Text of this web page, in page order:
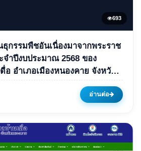
693
รักษ์พันธุกรรมพืช
ากพระราชดำริฯ
ะจำปีงบประมาณ
ศบาลตำบลบ้านเดื่อ
นองคาย จังหวัด
กรรมพืชอันเนื่องมาจากพระราช
งหวัด
อ่านต่อ